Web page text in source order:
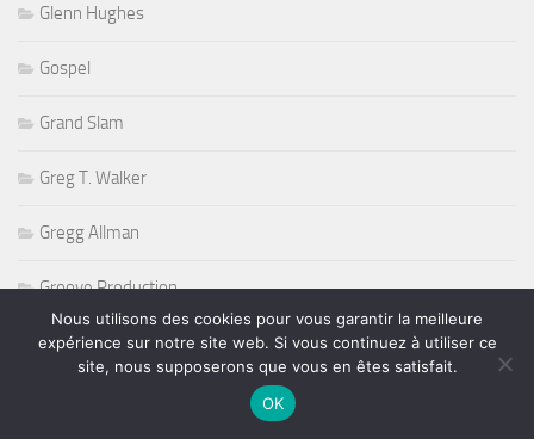
Glenn Hughes
Gospel
Grand Slam
Greg T. Walker
Gregg Allman
Groove Production
Hand ball
Nous utilisons des cookies pour vous garantir la meilleure
expérience sur notre site web. Si vous continuez à utiliser ce
site, nous supposerons que vous en êtes satisfait.
OK